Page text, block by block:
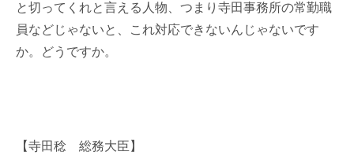
と切ってくれと言える人物、つまり寺田事務所の常勤職
員などじゃないと、これ対応できないんじゃないです
か。どうですか。
【寺田稔 総務大臣】